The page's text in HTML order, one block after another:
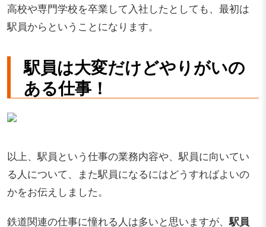
高校や専門学校を卒業して入社したとしても、最初は
駅員からということになります。
駅員は大変だけどやりがいの
ある仕事！
以上、駅員という仕事の業務内容や、駅員に向いてい
る人について、また駅員になるにはどうすればよいの
かをお伝えしました。
鉄道関連の仕事に憧れる人は多いと思いますが、駅員